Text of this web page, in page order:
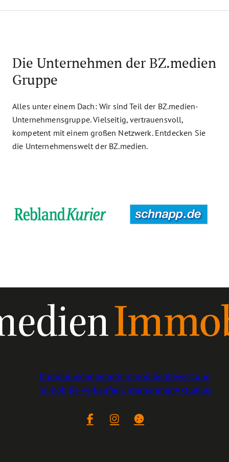
Die Unternehmen der BZ.medien
Gruppe
Alles unter einem Dach: Wir sind Teil der BZ.medien-
Unternehmensgruppe. Vielseitig, vertrauensvoll,
kompetent mit einem großen Netzwerk. Entdecken Sie
die Unternehmenswelt der BZ.medien.
ImmobilienangeboteImmobilienbewertung
Immobilie verkaufenUnternehmenAktuelles
FacebookInstagramCookie-Einstellungen